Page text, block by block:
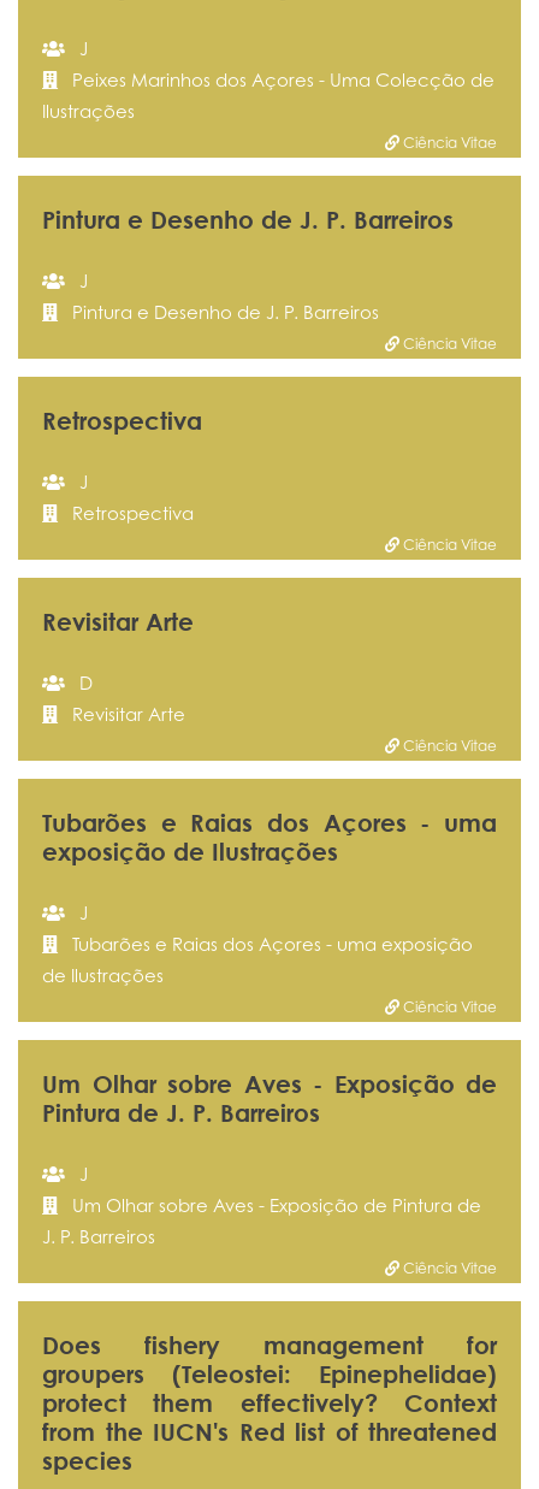
J
Peixes Marinhos dos Açores - Uma Colecção de
Ilustrações
Ciência Vitae
Pintura e Desenho de J. P. Barreiros
J
Pintura e Desenho de J. P. Barreiros
Ciência Vitae
Retrospectiva
J
Retrospectiva
Ciência Vitae
Revisitar Arte
D
Revisitar Arte
Ciência Vitae
Tubarões e Raias dos Açores - uma
exposição de Ilustrações
J
Tubarões e Raias dos Açores - uma exposição
de Ilustrações
Ciência Vitae
Um Olhar sobre Aves - Exposição de
Pintura de J. P. Barreiros
J
Um Olhar sobre Aves - Exposição de Pintura de
J. P. Barreiros
Ciência Vitae
Does fishery management for
groupers (Teleostei: Epinephelidae)
protect them effectively? Context
from the IUCN's Red list of threatened
species